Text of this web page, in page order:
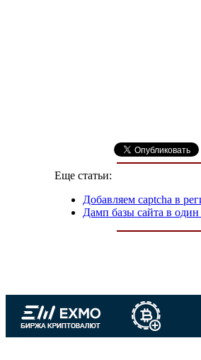
Еще статьи:
Добавляем captcha в
Дамп базы сайта в